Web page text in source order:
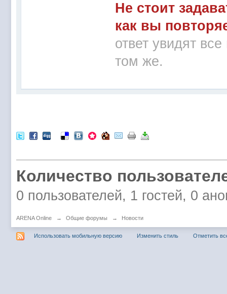
Не стоит
как вы
ответ увидят
том же.
Количество
0 пользователей, 1 гостей, 0
ARENA Online → Общие форумы → Новости
Использовать мобильную версию Изменить стиль Отметить